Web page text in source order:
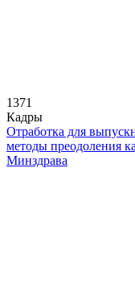
1371
Кадры
Отработка для
методы преодоления
Минздрава